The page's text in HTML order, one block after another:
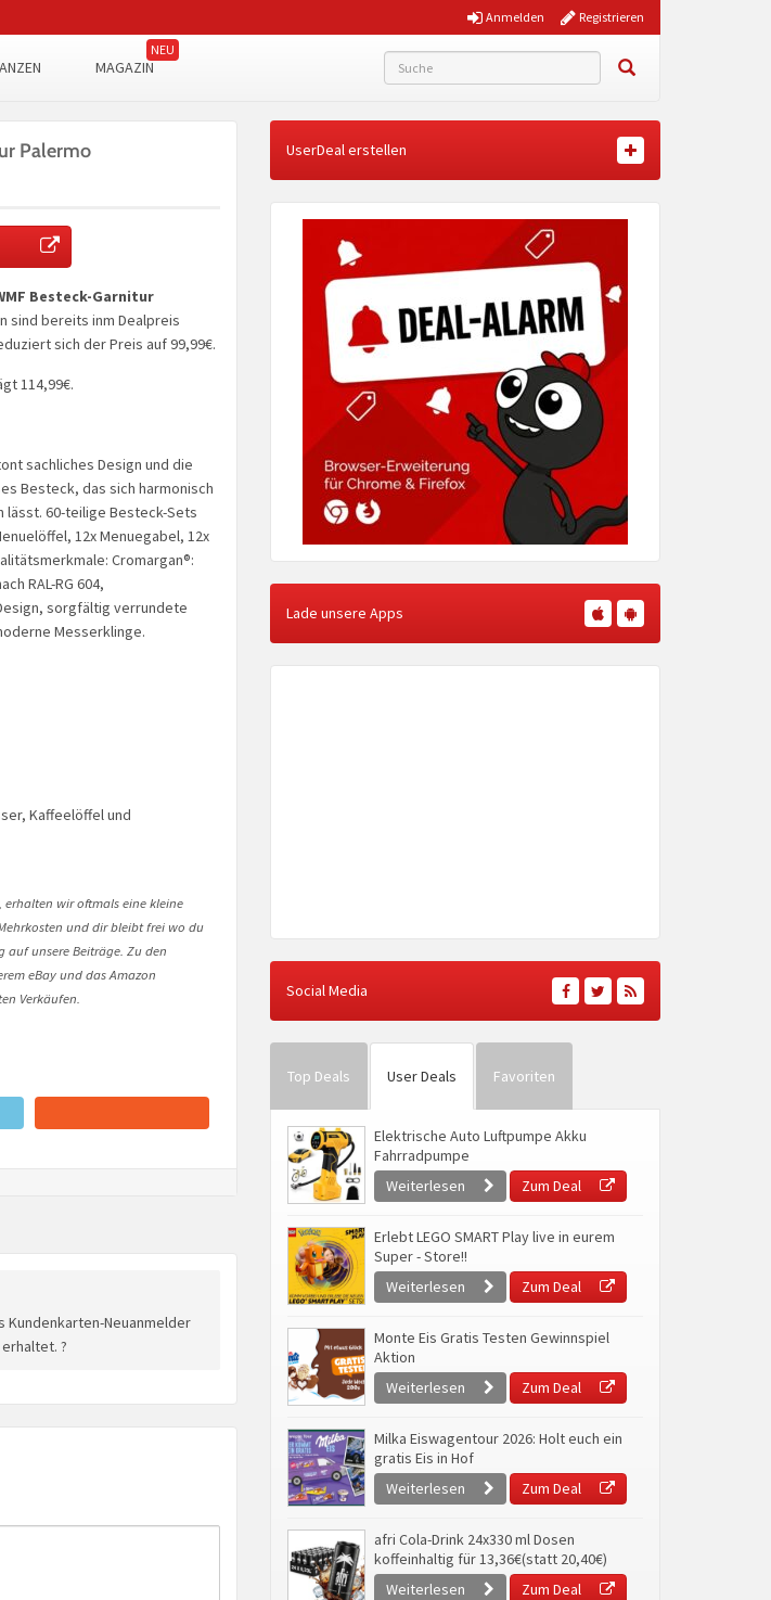
Registrieren
Anmelden
MAGAZIN
Palermo
Besteck-Garnitur
sind bereits inm Dealpreis
sich der Preis auf 99,99€.
114,99€.
sachliches Design und die
Besteck, das sich harmonisch
60-teilige Besteck-Sets
12x Menuegabel, 12x
Cromargan®:
RAL-RG 604,
sorgfältig verrundete
Messerklinge.
Kaffeelöffel und
erhalten wir oftmals eine kleine
und dir bleibt frei wo du
auf unsere Beiträge. Zu den
eBay und das Amazon
Verkäufen.
Kundenkarten-Neuanmelder
?
UserDeal erstellen
Lade unsere Apps
Social Media
Top Deals User Deals Favoriten
Elektrische Auto Luftpumpe Akku
Fahrradpumpe
Weiterlesen
Zum Deal
Erlebt LEGO SMART Play live in eurem
Super - Store!!
Weiterlesen
Zum Deal
Monte Eis Gratis Testen Gewinnspiel
Aktion
Weiterlesen
Zum Deal
Milka Eiswagentour 2026: Holt euch ein
gratis Eis in Hof
Weiterlesen
Zum Deal
afri Cola-Drink 24x330 ml Dosen
koffeinhaltig für 13,36€(statt 20,40€)
Weiterlesen
Zum Deal